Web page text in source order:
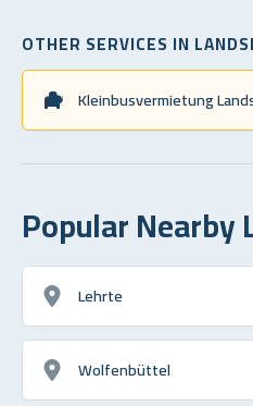
OTHER SERVICES IN
Kleinbusvermietung
Popular Nearby
Lehrte
Wolfenbüttel